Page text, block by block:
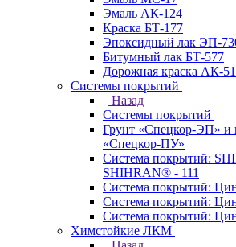
Эмаль АК-124
Краска БТ-177
Эпоксидный лак ЭП-
Битумный лак БТ-577
Дорожная краска АК-
Системы покрытий
Назад
Системы покрытий
Грунт «Спецкор-ЭП» и
«Спецкор-ПУ»
Система покрытий:
SHIHRAN® - 111
Система покрытий:
Система покрытий:
Система покрытий:
Химстойкие ЛКМ